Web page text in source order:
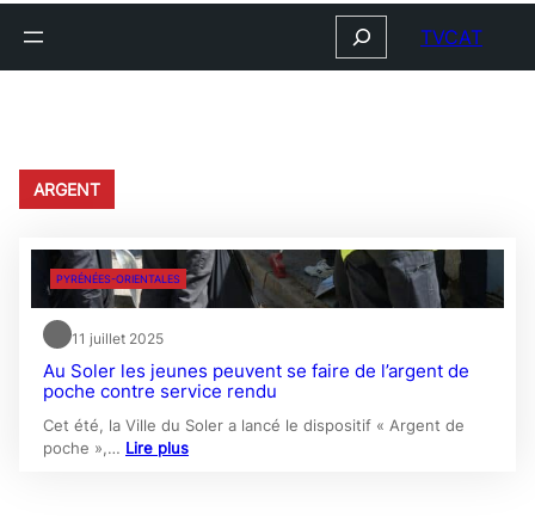
Search TVCAT
ARGENT
PYRÉNÉES-ORIENTALES
11 juillet 2025
Au Soler les jeunes peuvent se faire de l’argent de
poche contre service rendu
Cet été, la Ville du Soler a lancé le dispositif « Argent de
poche »,… Lire plus